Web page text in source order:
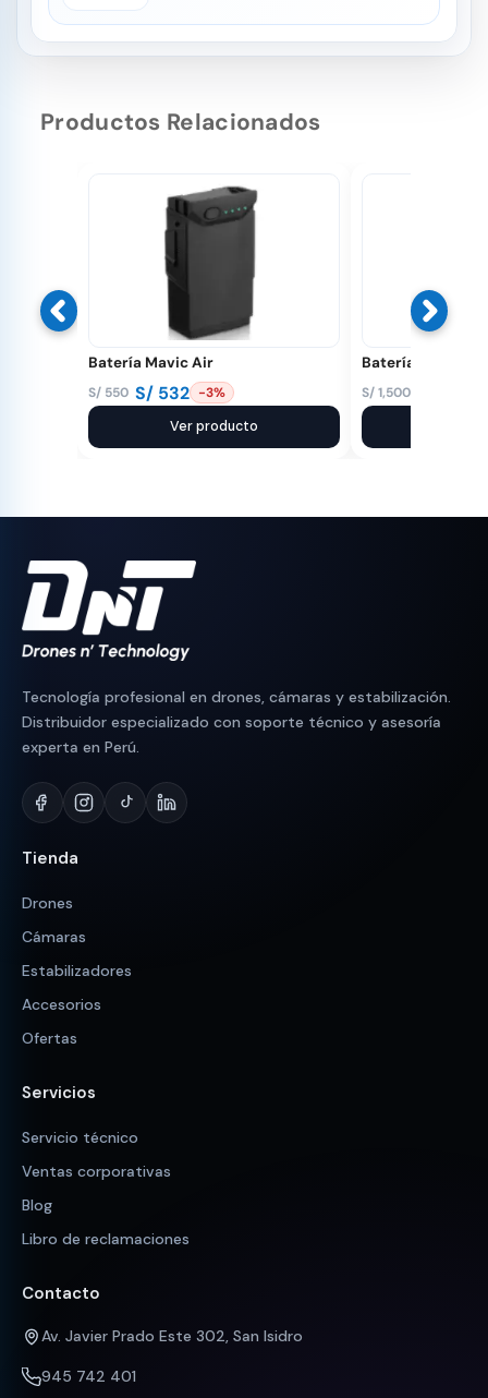
Productos Relacionados
Batería Mavic Air
S/ 550
El
original
S/ 532
El
actual
-3%
Ver producto
Batería Matrice
S/1,500
El
original
El
actual
Tecnología profesional en drones, cámaras y estabilización.
Distribuidor especializado con soporte técnico y asesoría
experta en Perú.
Tienda
Drones
Cámaras
Estabilizadores
Accesorios
Ofertas
Servicios
Servicio técnico
Ventas corporativas
Blog
Libro de reclamaciones
Contacto
Av. Javier Prado Este 302, San Isidro
945 742 401